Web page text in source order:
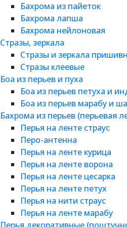
Бахрома из пайеток
Бахрома лапша
Бахрома нейлоновая
Стразы, зеркала
Стразы и зеркала
Стразы клеевые
Боа из перьев и пуха
Боа из перьев петуха и
Боа из перьев марабу и
Бахрома из перьев (перьевая
Перья на ленте страус
Перо-антенна
Перья на ленте курица
Перья на ленте ворона
Перья на ленте цесарка
Перья на ленте петух
Перья на нити страус
Перья на ленте марабу